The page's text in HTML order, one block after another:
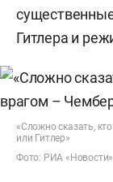
Гитлера и
«Сложно сказать,
или Гитлер»
Фото: РИА «Новости»